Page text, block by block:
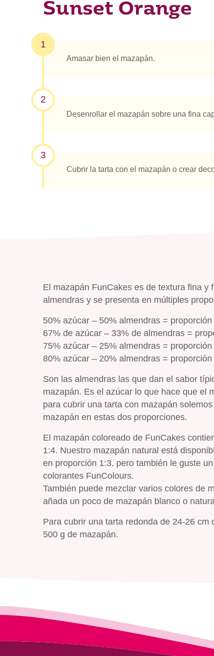
Sunset Orange
1
Amasar bien el mazapán.
2
Desenrollar el mazapán sobre una fina
3
Cubrir la tarta con el mazapán o crear
El mazapán FunCakes es de textura fina
almendras y se presenta en múltiples
50% azúcar – 50% almendras = proporción
67% de azúcar – 33% de almendras =
75% azúcar – 25% almendras = proporción
80% azúcar – 20% almendras = proporción
Son las almendras las que dan el sabor
mazapán. Es el azúcar lo que hace que el
para cubrir una tarta con mazapán
mazapán en estas dos proporciones.
El mazapán coloreado de FunCakes
1:4. Nuestro mazapán natural está
en proporción 1:3, pero también le guste
colorantes FunColours.
También puede mezclar varios colores de
añada un poco de mazapán blanco o
Para cubrir una tarta redonda de 24-26
500 g de mazapán.